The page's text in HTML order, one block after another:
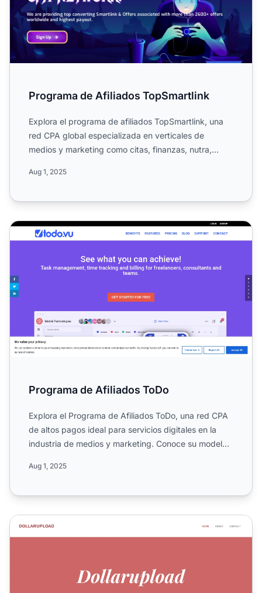
Programa de Afiliados TopSmartlink
Explora el programa de afiliados TopSmartlink, una
red CPA global especializada en verticales de
medios y marketing como citas, finanzas, nutra,
Aug 1, 2025
Programa de Afiliados ToDo
Programa de Afiliados ToDo
Explora el Programa de Afiliados ToDo, una red CPA
de altos pagos ideal para servicios digitales en la
industria de medios y marketing. Conoce su modelo
Aug 1, 2025
Programa de Afiliados de DollarUpload